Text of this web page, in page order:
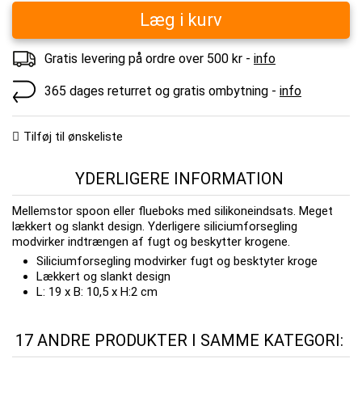
Læg i kurv
Gratis levering på ordre over 500 kr - info
365 dages returret og gratis ombytning - info
Tilføj til ønskeliste
YDERLIGERE INFORMATION
Mellemstor spoon eller flueboks med silikoneindsats. Meget
lækkert og slankt design. Yderligere siliciumforsegling
modvirker indtrængen af fugt og beskytter krogene.
Siliciumforsegling modvirker fugt og besktyter kroge
Lækkert og slankt design
L: 19 x B: 10,5 x H:2 cm
17 ANDRE PRODUKTER I SAMME KATEGORI: